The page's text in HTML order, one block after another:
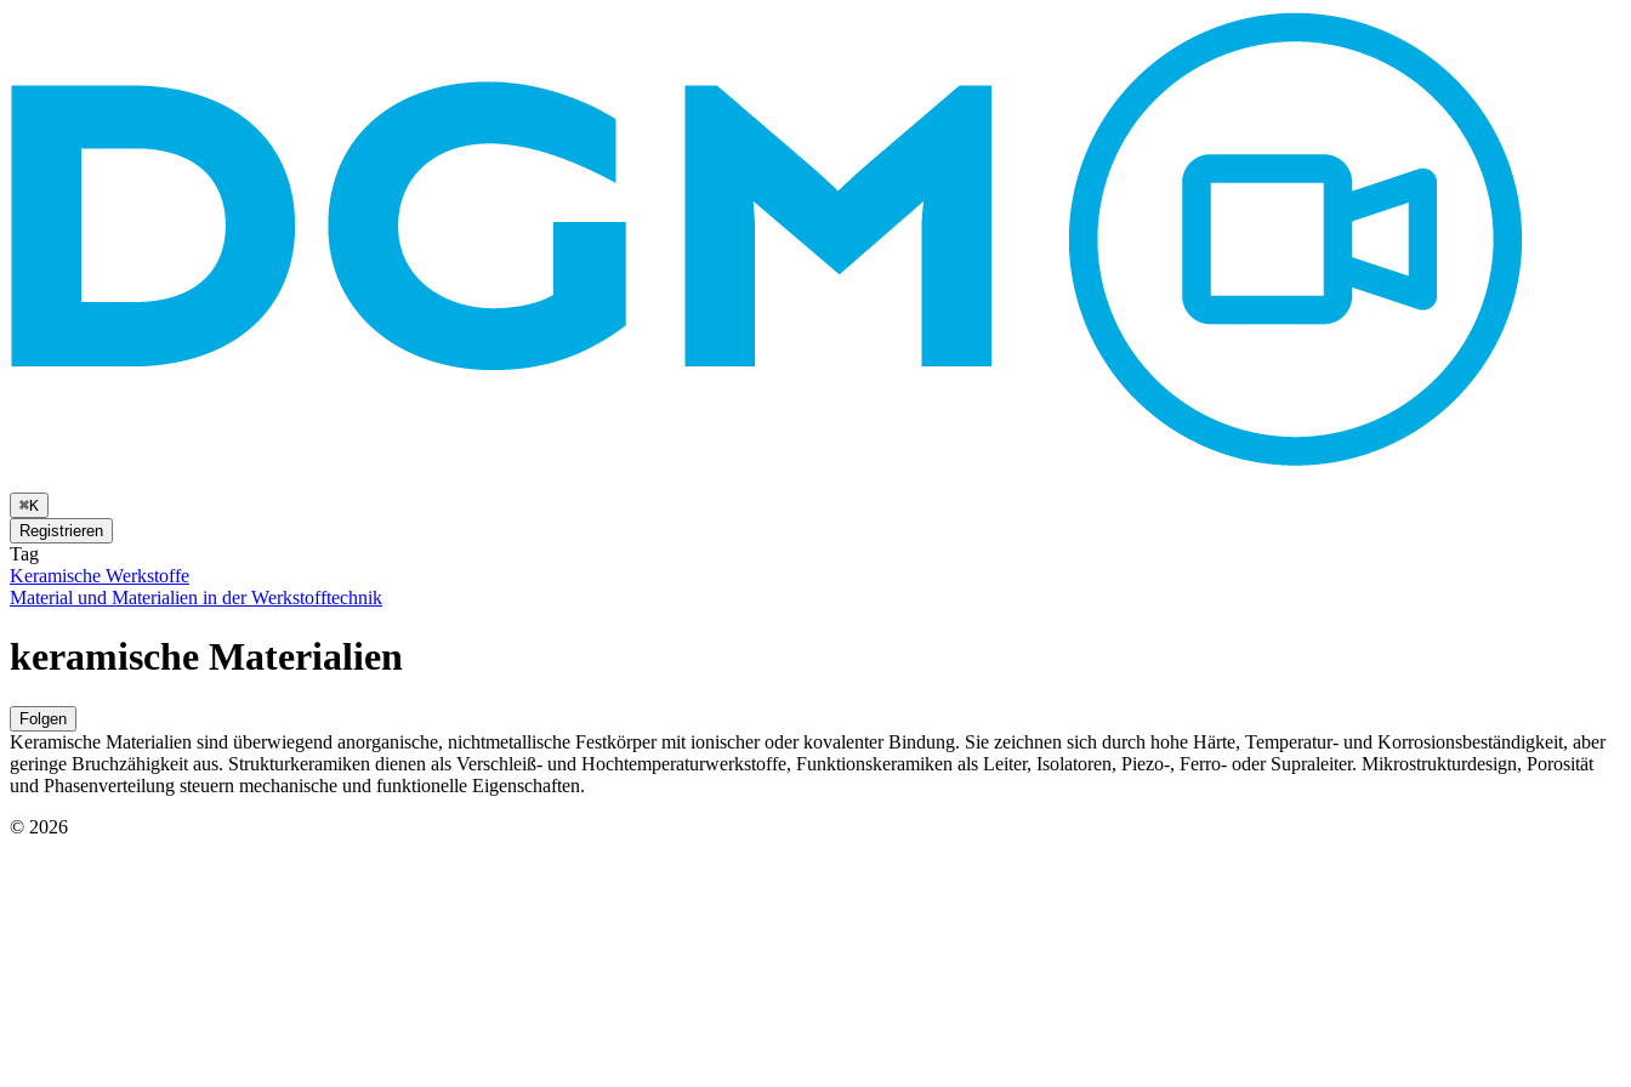
⌘K
Registrieren
Tag
Keramische Werkstoffe
Material und Materialien in der Werkstofftechnik
keramische Materialien
Folgen
Keramische Materialien sind überwiegend anorganische, nichtmetallische Festkörper mit ionischer oder kovalenter Bindung. Sie zeichnen sich durch hohe Härte, Temperatur- und Korrosionsbeständigkeit, aber
geringe Bruchzähigkeit aus. Strukturkeramiken dienen als Verschleiß- und Hochtemperaturwerkstoffe, Funktionskeramiken als Leiter, Isolatoren, Piezo-, Ferro- oder Supraleiter. Mikrostrukturdesign, Porosität
und Phasenverteilung steuern mechanische und funktionelle Eigenschaften.
© 2026